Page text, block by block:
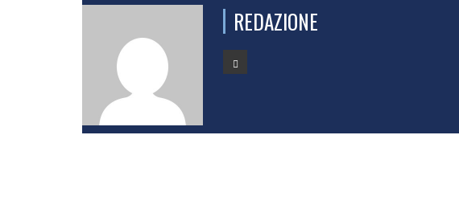
REDAZIONE